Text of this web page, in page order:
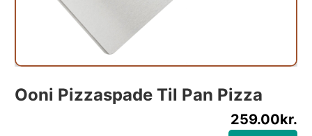
Ooni Pizzaspade Til Pan Pizza
259.00kr.